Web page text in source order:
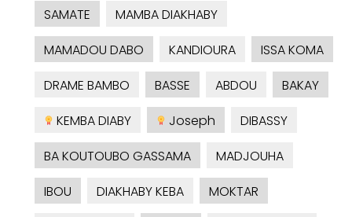
SAMATE
MAMBA DIAKHABY
MAMADOU DABO
KANDIOURA
ISSA KOMA
DRAME BAMBO
BASSE ABDOU
BAKAY
KEMBA DIABY
Joseph
DIBASSY
BA KOUTOUBO GASSAMA
MADJOUHA
IBOU
DIAKHABY KEBA
MOKTAR